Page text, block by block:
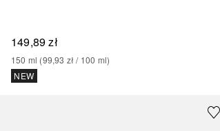
149,89 zł
150 ml (99,93 zł / 100 ml)
NEW